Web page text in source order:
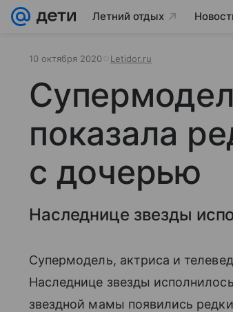
Летний отдых
10 октября 2020 Letidor.ru
показала
с дочерью
Наследнице звезды
Супермодель, актриса и
Наследнице звезды
звездной мамы появились